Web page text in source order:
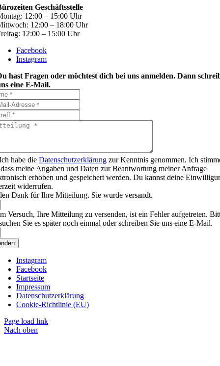
Geschäftsstelle
12:00 – 15:00 Uhr
12:00 – 18:00 Uhr
12:00 – 15:00 Uhr
Facebook
Instagram
hast Fragen oder möchtest dich bei uns anmelden. Dann
eine E-Mail.
habe die Datenschutzerklärung zur Kenntnis genommen. Ich
meine Angaben und Daten zur Beantwortung meiner Anfrage
erhoben und gespeichert werden. Du kannst deine
widerrufen.
Dank für Ihre Mitteilung. Sie wurde versandt.
Versuch, Ihre Mitteilung zu versenden, ist ein Fehler aufgetreten.
Sie es später noch einmal oder schreiben Sie uns eine E-Mail.
Instagram
Facebook
Startseite
Impressum
Datenschutzerklärung
Cookie-Richtlinie (EU)
Page load link
Nach oben